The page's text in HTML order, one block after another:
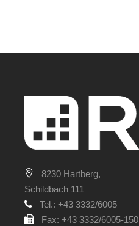
8230 Hartberg,
Schildbach 111
Tel.: +43 3332/6005
Fax: +43 3332/6005-150